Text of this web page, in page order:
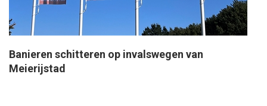
Banieren schitteren op invalswegen van
Meierijstad